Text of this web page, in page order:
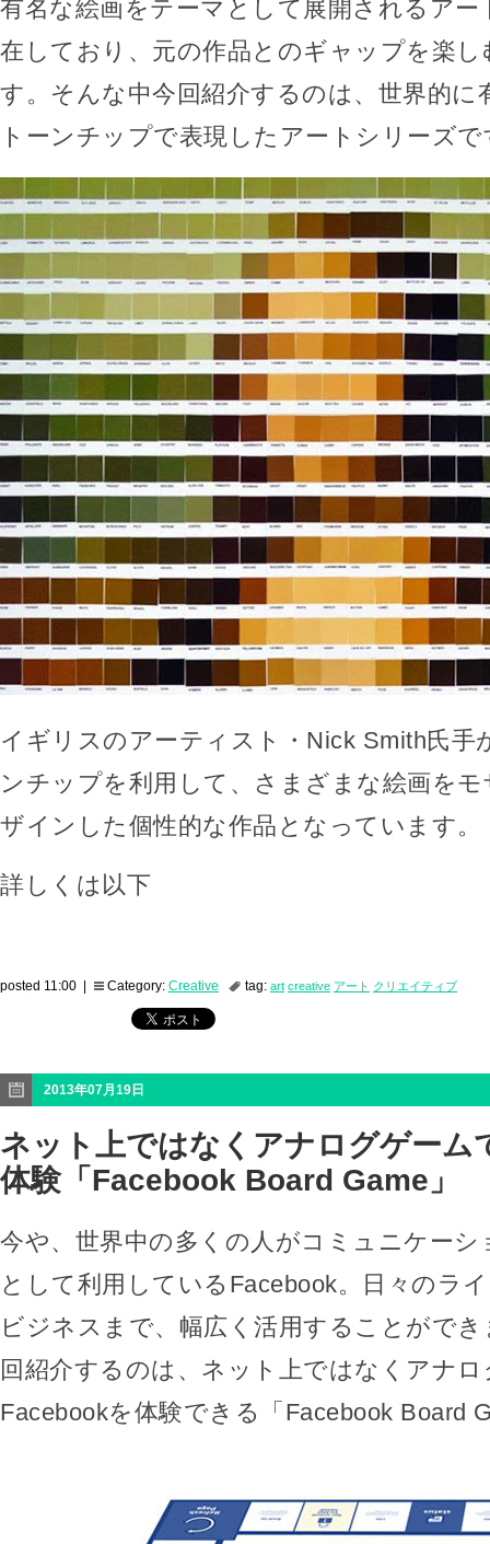
有名な絵画をテーマとして展開されるアー
在しており、元の作品とのギャップを楽
す。そんな中今回紹介するのは、世界的に
トーンチップで表現したアートシリーズで
イギリスのアーティスト・Nick Smith氏手
ンチップを利用して、さまざまな絵画を
ザインした個性的な作品となっています。
詳しくは以下
posted 11:00 | Category: Creative tag: art creative アート クリエイティブ
2013年07月19日
ネット上ではなくアナログゲーム
体験「Facebook Board Game」
今や、世界中の多くの人がコミュニケー
として利用しているFacebook。日々のラ
ビジネスまで、幅広く活用することがで
回紹介するのは、ネット上ではなくアナ
Facebookを体験できる「Facebook Board